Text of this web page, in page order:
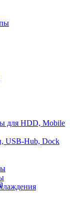
для HDD, Mobile
USB-Hub, Dock